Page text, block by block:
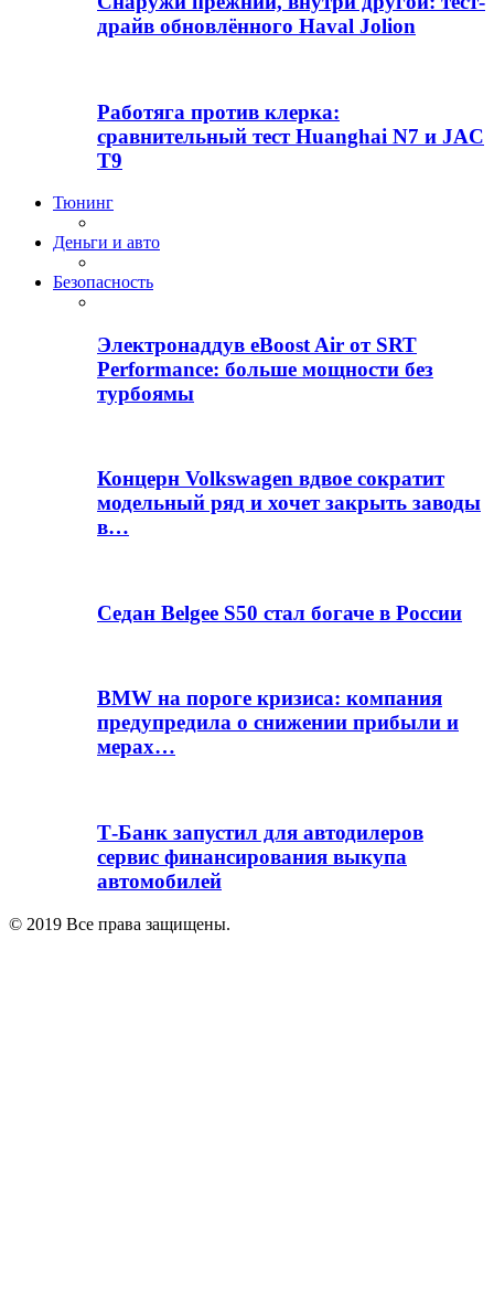
драйв обновлённого Haval Jolion
Работяга против клерка:
сравнительный тест Huanghai N7 и JAC
T9
Тюнинг
Деньги и авто
Безопасность
Электронаддув eBoost Air от SRT
Performance: больше мощности без
турбоямы
Концерн Volkswagen вдвое сократит
модельный ряд и хочет закрыть заводы
в…
Седан Belgee S50 стал богаче в России
BMW на пороге кризиса: компания
предупредила о снижении прибыли и
мерах…
Т-Банк запустил для автодилеров
сервис финансирования выкупа
автомобилей
© 2019 Все права защищены.